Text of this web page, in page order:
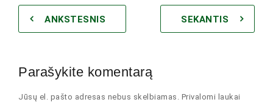
ANKSTESNIS SEKANTIS
Parašykite komentarą
Jūsų el. pašto adresas nebus skelbiamas. Privalomi laukai